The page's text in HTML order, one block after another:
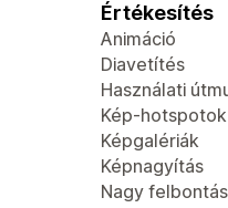
Értékesítés
Animáció
Diavetítés
Használati
Kép-hotspotok
Képgalériák
Képnagyítás
Nagy